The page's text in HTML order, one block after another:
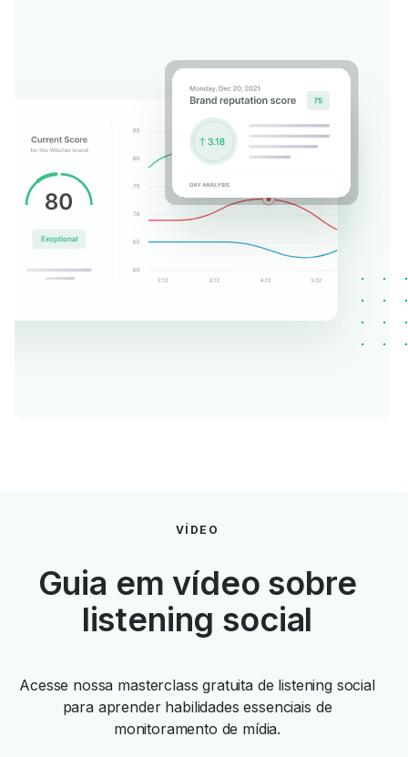
VÍDEO
Guia em vídeo sobre
listening social
Acesse nossa masterclass gratuita de listening social
para aprender habilidades essenciais de
monitoramento de mídia.